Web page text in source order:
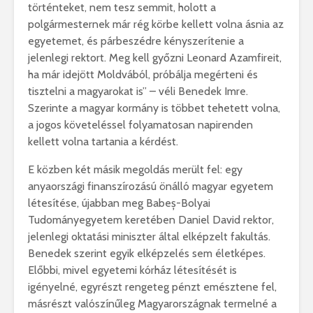
történteket, nem tesz semmit, holott a
polgármesternek már rég körbe kellett volna ásnia az
egyetemet, és párbeszédre kényszerítenie a
jelenlegi rektort. Meg kell győzni Leonard Azamfireit,
ha már idejött Moldvából, próbálja megérteni és
tisztelni a magyarokat is” – véli Benedek Imre.
Szerinte a magyar kormány is többet tehetett volna,
a jogos követeléssel folyamatosan napirenden
kellett volna tartania a kérdést.
E közben két másik megoldás merült fel: egy
anyaországi finanszírozású önálló magyar egyetem
létesítése, újabban meg Babeș-Bolyai
Tudományegyetem keretében Daniel David rektor,
jelenlegi oktatási miniszter által elképzelt fakultás.
Benedek szerint egyik elképzelés sem életképes.
Előbbi, mivel egyetemi kórház létesítését is
igényelné, egyrészt rengeteg pénzt emésztene fel,
másrészt valószínűleg Magyarországnak termelné a